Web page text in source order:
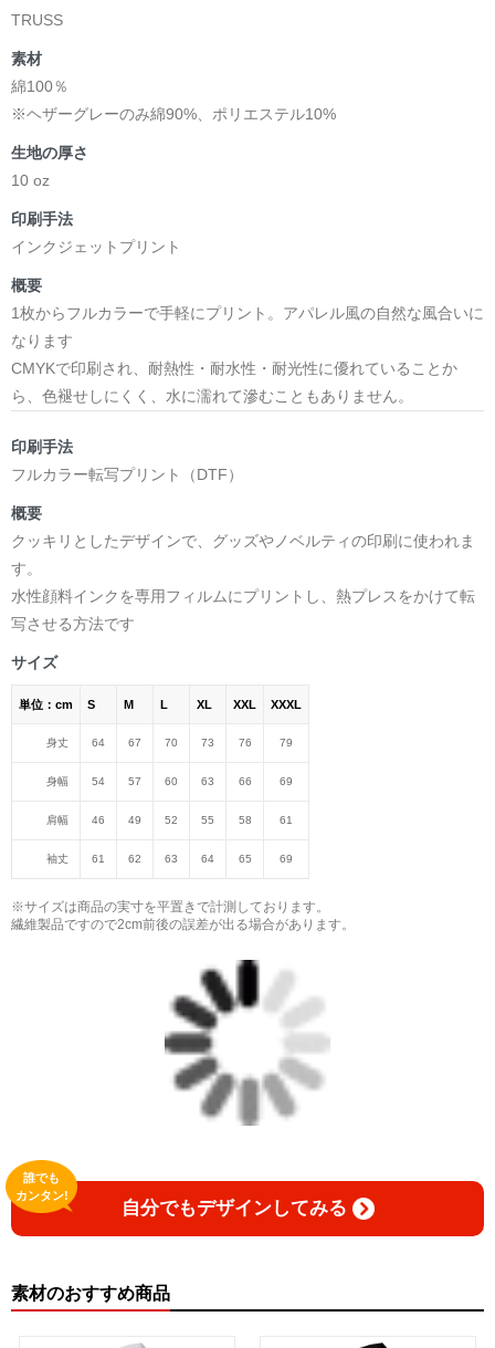
TRUSS
素材
綿100％
※ヘザーグレーのみ綿90%、ポリエステル10%
生地の厚さ
10 oz
印刷手法
インクジェットプリント
概要
1枚からフルカラーで手軽にプリント。アパレル風の自然な風合いに
なります
CMYKで印刷され、耐熱性・耐水性・耐光性に優れていることか
ら、色褪せしにくく、水に濡れて滲むこともありません。
印刷手法
フルカラー転写プリント（DTF）
概要
クッキリとしたデザインで、グッズやノベルティの印刷に使われま
す。
水性顔料インクを専用フィルムにプリントし、熱プレスをかけて転
写させる方法です
サイズ
単位：cm S M L XL XXL XXXL
身丈 64 67 70 73 76 79
身幅 54 57 60 63 66 69
肩幅 46 49 52 55 58 61
袖丈 61 62 63 64 65 69
※サイズは商品の実寸を平置きで計測しております。
繊維製品ですので2cm前後の誤差が出る場合があります。
自分でもデザインしてみる
誰でも
カンタン!
素材のおすすめ商品